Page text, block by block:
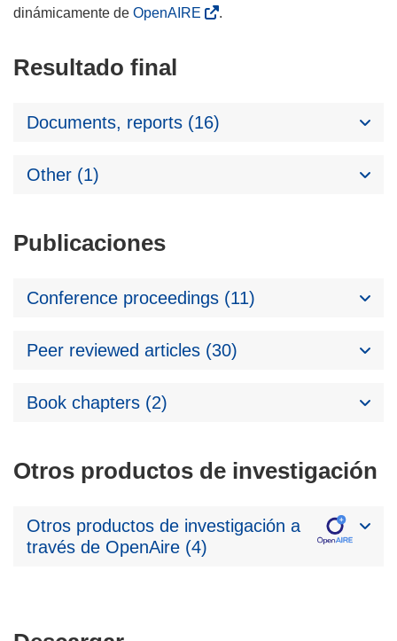
dinámicamente de OpenAIRE .
Resultado final
Documents, reports (16)
Other (1)
Publicaciones
Conference proceedings (11)
Peer reviewed articles (30)
Book chapters (2)
Otros productos de investigación
Otros productos de investigación a
través de OpenAire (4)